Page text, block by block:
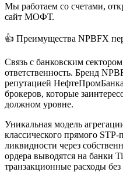
Мы работаем со счетами,
сайт МОФТ.
👍 Преимущества NPBFX
Связь с банковским
ответственность. Бренд
репутацией
брокеров, которые
должном уровне.
Уникальная модель
классического прямого
ликвидности через
ордера выводятся на банки
транзакционные расходы